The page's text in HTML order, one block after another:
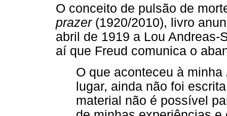
O conceito de pulsão de
prazer (1920/2010), livro
abril de 1919 a Lou
aí que Freud comunica o
O que aconteceu à minha
lugar, ainda não foi
material não é possível